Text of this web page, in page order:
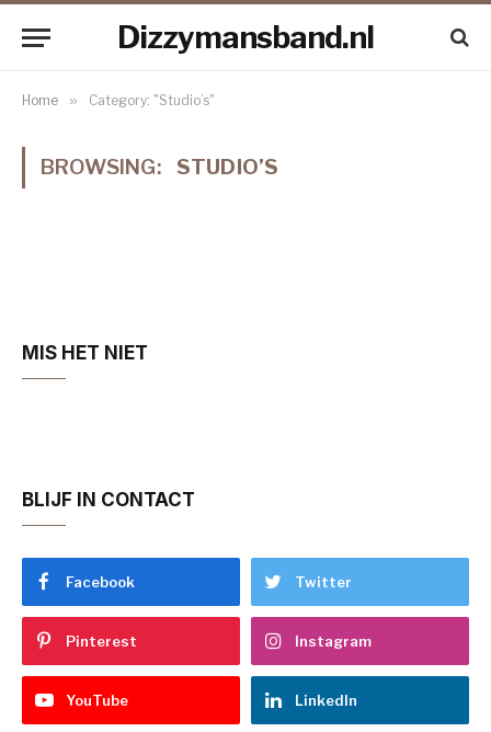
Dizzymansband.nl
Home » Category: "Studio’s"
BROWSING: STUDIO’S
MIS HET NIET
BLIJF IN CONTACT
Facebook Twitter
Pinterest Instagram
YouTube LinkedIn